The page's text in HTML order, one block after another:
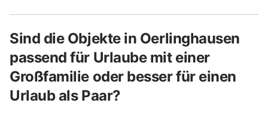
Sind die Objekte in Oerlinghausen
passend für Urlaube mit einer
Großfamilie oder besser für einen
Urlaub als Paar?